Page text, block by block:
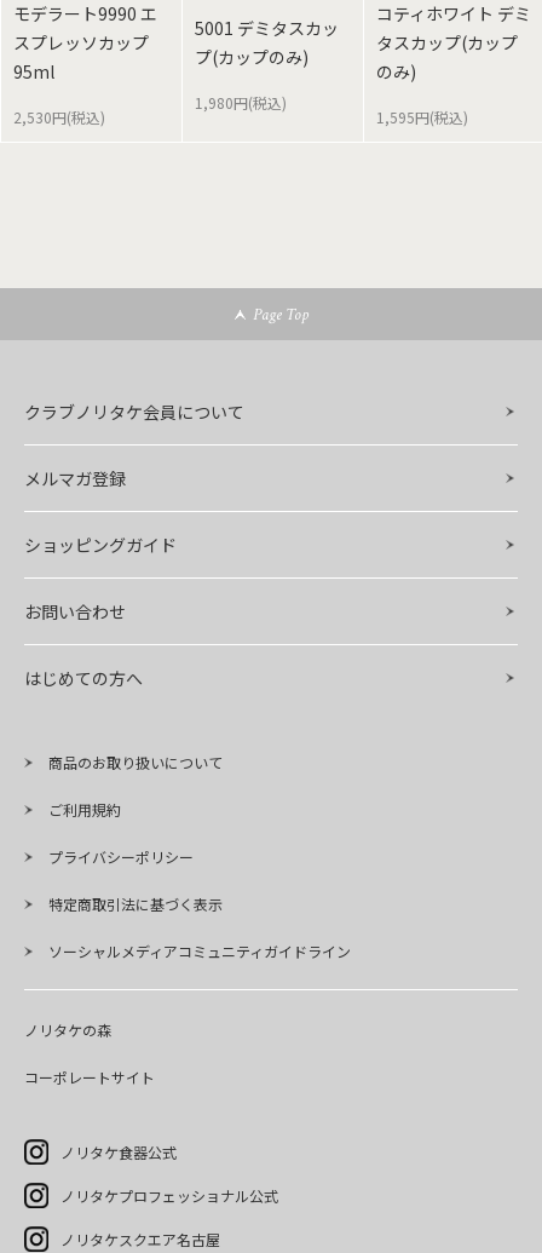
モデラート9990 エ
スプレッソカップ
95ml
2,530円(税込)
5001 デミタスカッ
プ(カップのみ)
1,980円(税込)
コティホワイト デミ
タスカップ(カップ
のみ)
1,595円(税込)
Page Top
クラブノリタケ会員について
メルマガ登録
ショッピングガイド
お問い合わせ
はじめての方へ
商品のお取り扱いについて
ご利用規約
プライバシーポリシー
特定商取引法に基づく表示
ソーシャルメディアコミュニティガイドライン
ノリタケの森
コーポレートサイト
ノリタケ食器公式
ノリタケプロフェッショナル公式
ノリタケスクエア名古屋